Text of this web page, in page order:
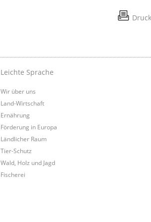
Leichte Sprache
Wir über uns
Land-Wirtschaft
Ernährung
Förderung in Europa
Ländlicher Raum
Tier-Schutz
Wald, Holz und Jagd
Fischerei